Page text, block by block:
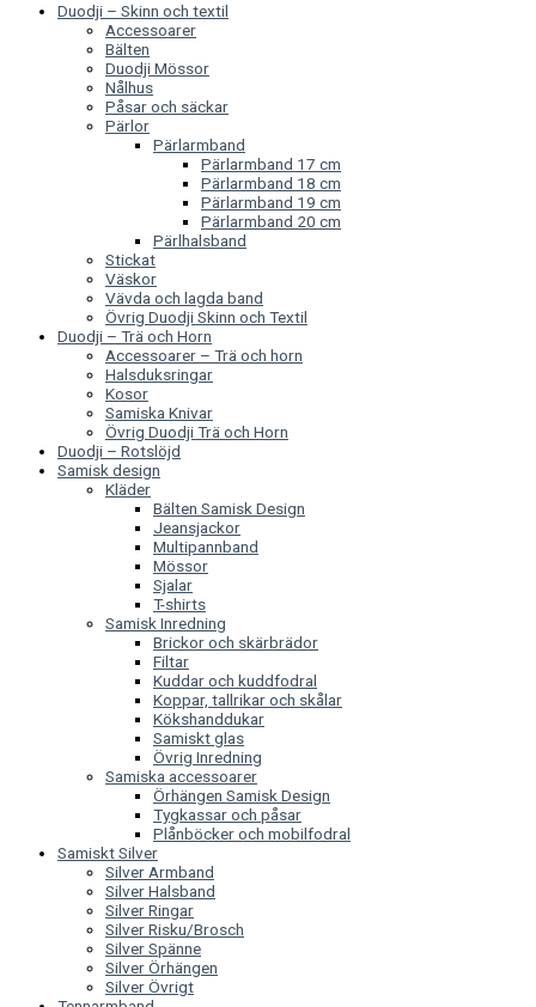
Duodji – Skinn och textil
Accessoarer
Bälten
Duodji Mössor
Nålhus
Påsar och säckar
Pärlor
Pärlarmband
Pärlarmband 17 cm
Pärlarmband 18 cm
Pärlarmband 19 cm
Pärlarmband 20 cm
Pärlhalsband
Stickat
Väskor
Vävda och lagda band
Övrig Duodji Skinn och Textil
Duodji – Trä och Horn
Accessoarer – Trä och horn
Halsduksringar
Kosor
Samiska Knivar
Övrig Duodji Trä och Horn
Duodji – Rotslöjd
Samisk design
Kläder
Bälten Samisk Design
Jeansjackor
Multipannband
Mössor
Sjalar
T-shirts
Samisk Inredning
Brickor och skärbrädor
Filtar
Kuddar och kuddfodral
Koppar, tallrikar och skålar
Kökshanddukar
Samiskt glas
Övrig Inredning
Samiska accessoarer
Örhängen Samisk Design
Tygkassar och påsar
Plånböcker och mobilfodral
Samiskt Silver
Silver Armband
Silver Halsband
Silver Ringar
Silver Risku/Brosch
Silver Spänne
Silver Örhängen
Silver Övrigt